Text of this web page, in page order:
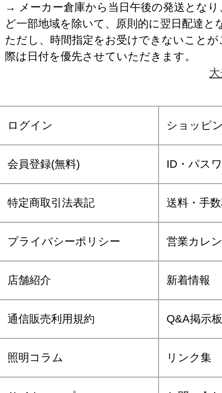
→ メーカー倉庫から当日午後の発送となり
ど一部地域を除いて、原則的に翌日配達と
ただし、時間指定をお受けできないこと
際は日付を優先させていただきます。
ログイン ショッピ
会員登録(無料) ID・パス
特定商取引法表記 送料・手
プライバシーポリシー 営業カレ
店舗紹介 新着情報
通信販売利用規約 Q&A掲示板
照明コラム リンク集